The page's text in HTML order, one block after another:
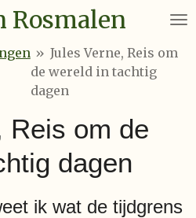
Rosmalen
» Jules Verne, Reis om
de wereld in tachtig
dagen
Reis om de
dagen
ik wat de tijdgrens